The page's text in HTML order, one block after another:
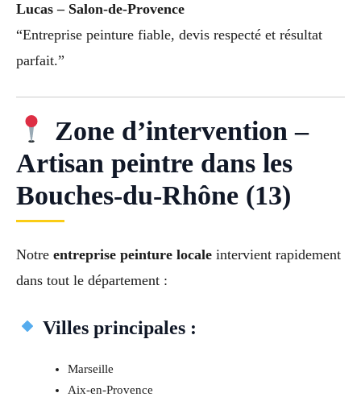
Lucas – Salon-de-Provence
“Entreprise peinture fiable, devis respecté et résultat
parfait.”
Zone d’intervention –
Artisan peintre dans les
Bouches-du-Rhône (13)
Notre entreprise peinture locale intervient rapidement
dans tout le département :
Villes principales :
Marseille
Aix-en-Provence